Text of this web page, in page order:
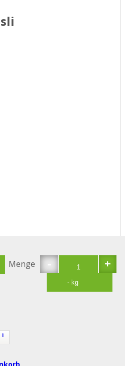
- +
Menge
i